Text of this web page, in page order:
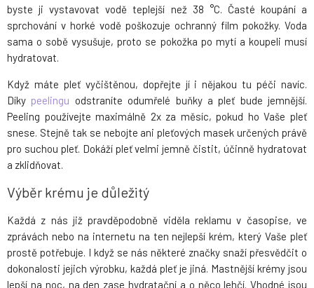
byste ji vystavovat vodě teplejší než 38 °C. Časté koupání a
sprchování v horké vodě poškozuje ochranný film pokožky. Voda
sama o sobě vysušuje, proto se pokožka po mytí a koupeli musí
hydratovat.
Když máte pleť vyčištěnou, dopřejte jí i nějakou tu péči navíc.
Díky peelingu odstraníte odumřelé buňky a pleť bude jemnější.
Peeling používejte maximálně 2x za měsíc, pokud ho Vaše pleť
snese. Stejně tak se nebojte ani pleťových masek určených právě
pro suchou pleť. Dokáží pleť velmi jemně čistit, účinně hydratovat
a zklidňovat.
Výběr krému je důležitý
Každá z nás již pravděpodobně viděla reklamu v časopise, ve
zprávách nebo na internetu na ten nejlepší krém, který Vaše pleť
prostě potřebuje. I když se nás některé značky snaží přesvědčit o
dokonalosti jejich výrobku, každá pleť je jiná. Mastnější krémy jsou
lepší na noc, na den zase hydratační a o něco lehčí. Vhodné jsou